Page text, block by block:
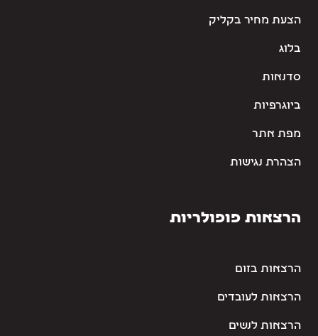
הצעת מחיר בקליק
בלוג
סדנאות
ביוגרפיות
מפת אתר
הצהרת נגישות
הרצאות פופולריות
הרצאות בזום
הרצאות לעובדים
הרצאות לנשים